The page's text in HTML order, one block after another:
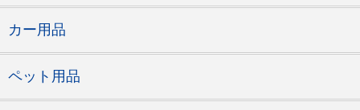
カー用品
ペット用品